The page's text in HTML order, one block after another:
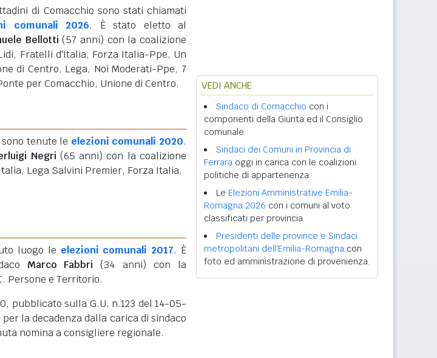
di Comacchio sono stati chiamati
comunali 2026. È stato eletto al
Bellotti (57 anni) con la coalizione
Fratelli d'Italia, Forza Italia-Ppe, Un
di Centro, Lega, Noi Moderati-Ppe, 7
per Comacchio, Unione di Centro.
tenute le elezioni comunali 2020.
Negri (65 anni) con la coalizione
Lega Salvini Premier, Forza Italia.
luogo le elezioni comunali 2017. È
Marco Fabbri (34 anni) con la
Persone e Territorio.
pubblicato sulla G.U. n.123 del 14-05-
la decadenza dalla carica di sindaco
nomina a consigliere regionale.
VEDI ANCHE
Sindaco di Comacchio con i
componenti della Giunta ed il Consiglio
comunale.
Sindaci dei Comuni in Provincia di
Ferrara oggi in carica con le coalizioni
politiche di appartenenza.
Le Elezioni Amministrative Emilia-
Romagna 2026 con i comuni al voto
classificati per provincia.
Presidenti delle province e Sindaci
metropolitani dell'Emilia-Romagna con
foto ed amministrazione di provenienza.